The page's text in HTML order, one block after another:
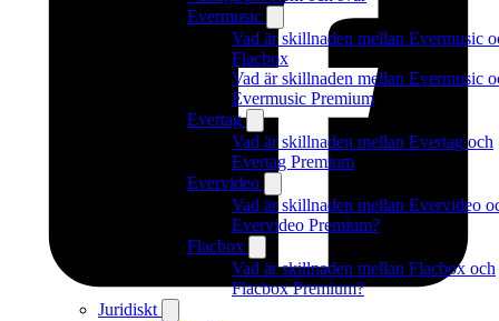
Evermusic
Vad är skillnaden mellan Evermusic
Flacbox
Vad är skillnaden mellan Evermusic
Evermusic Premium
Evertag
Vad är skillnaden mellan Evertag och
Evertag Premium
Evervideo
Vad är skillnaden mellan Evervideo
Evervideo Premium?
Flacbox
Vad är skillnaden mellan Flacbox och
Flacbox Premium?
Juridiskt